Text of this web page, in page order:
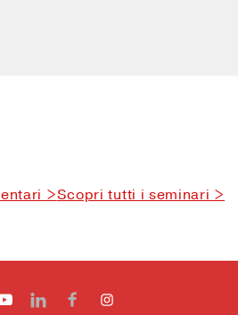
>Scopri tutti i seminari >
 